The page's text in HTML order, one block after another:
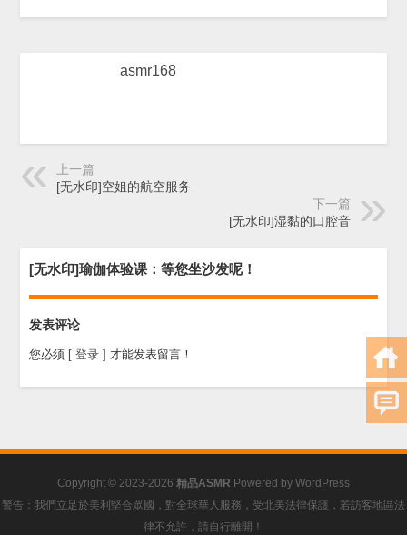
asmr168
上一篇
[无水印]空姐的航空服务
下一篇
[无水印]湿黏的口腔音
[无水印]瑜伽体验课：等您坐沙发呢！
发表评论
您必须 [ 登录 ] 才能发表留言！
Copyright © 2023-2026 精品ASMR Powered by WordPress
警告：我們立足於美利堅合眾國，對全球華人服務，受北美法律保護，若訪客地區法
律不允許，請自行離開！